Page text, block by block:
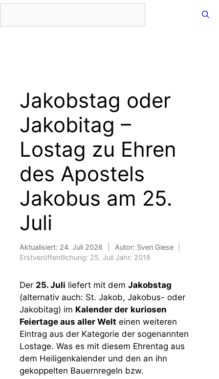
Zum
Jakobstag oder
Jakobitag –
Lostag zu Ehren
des Apostels
Jakobus am 25.
Juli
Aktualisiert: 24. Juli 2026 Autor: Sven Giese
Erstveröffentlichung: 25. Juli Jahr: 2018
Der 25. Juli liefert mit dem Jakobstag
(alternativ auch: St. Jakob, Jakobus- oder
Jakobitag) im Kalender der kuriosen
Feiertage aus aller Welt einen weiteren
Eintrag aus der Kategorie der sogenannten
Lostage. Was es mit diesem Ehrentag aus
dem Heiligenkalender und den an ihn
gekoppelten Bauernregeln bzw.